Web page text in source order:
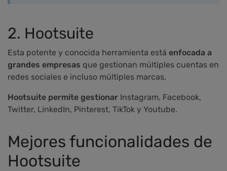
2. Hootsuite
Esta potente y conocida herramienta está enfocada a
grandes empresas que gestionan múltiples cuentas en
redes sociales e incluso múltiples marcas.
Hootsuite permite gestionar Instagram, Facebook,
Twitter, LinkedIn, Pinterest, TikTok y Youtube.
Mejores funcionalidades de
Hootsuite